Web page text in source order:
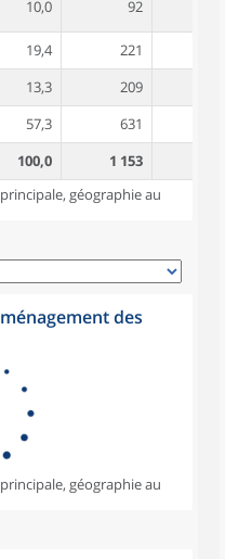
10,0 92
19,4 221
13,3 209
57,3 631
100,0 1 153
géographie au
des
géographie au